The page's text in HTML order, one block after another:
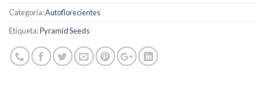
Categoría:Autoflorecientes
Etiqueta:Pyramid Seeds